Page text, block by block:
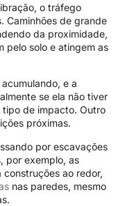
o tráfego
Caminhões de grande
da proximidade,
pelo solo e atingem as
e a
se ela não tiver
tipo de impacto. Outro
próximas.
por escavações
por exemplo, as
ao redor,
nas paredes, mesmo